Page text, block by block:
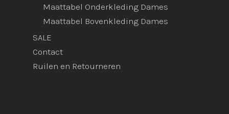
Maattabel Onderkleding Dames
Maattabel Bovenkleding Dames
SALE
Contact
Ruilen en Retourneren